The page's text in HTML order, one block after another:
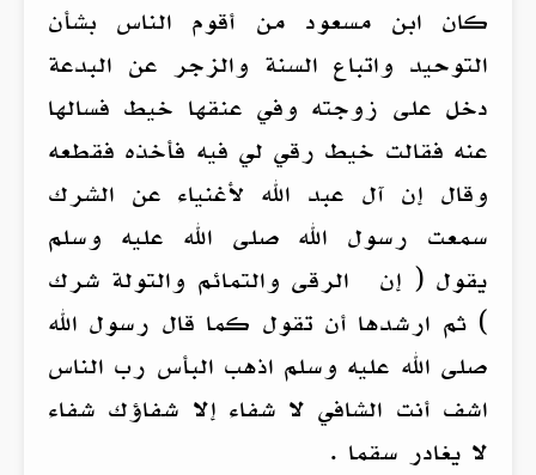
كان ابن مسعود من أقوم الناس بشأن
التوحيد واتباع السنة والزجر عن البدعة
دخل على زوجته وفي عنقها خيط فسالها
عنه فقالت خيط رقي لي فيه فأخذه فقطعه
وقال إن آل عبد الله لأغنياء عن الشرك
سمعت رسول الله صلى الله عليه وسلم
يقول ( إن الرقى والتمائم والتولة شرك
) ثم ارشدها أن تقول كما قال رسول الله
صلى الله عليه وسلم اذهب البأس رب الناس
اشف أنت الشافي لا شفاء إلا شفاؤك شفاء
لا يغادر سقما .